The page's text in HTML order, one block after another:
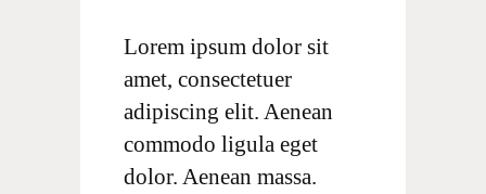
Lorem ipsum dolor sit
amet, consectetuer
adipiscing elit. Aenean
commodo ligula eget
dolor. Aenean massa.